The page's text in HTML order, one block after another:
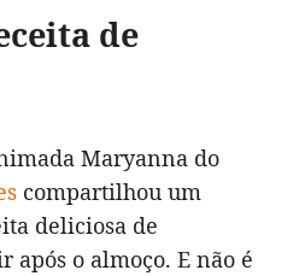
de
Maryanna do
compartilhou um
deliciosa de
após o almoço. E não é